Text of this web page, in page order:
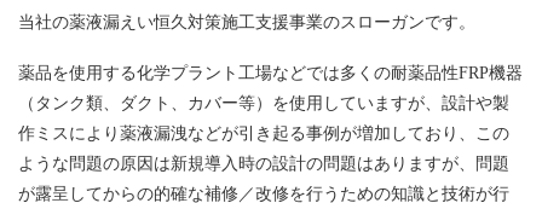
当社の薬液漏えい恒久対策施工支援事業のスローガンです。
薬品を使用する化学プラント工場などでは多くの耐薬品性FRP機器
（タンク類、ダクト、カバー等）を使用していますが、設計や製
作ミスにより薬液漏洩などが引き起る事例が増加しており、この
ような問題の原因は新規導入時の設計の問題はありますが、問題
が露呈してからの的確な補修／改修を行うための知識と技術が行